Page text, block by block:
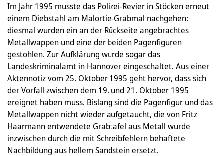
Im Jahr 1995 musste das Polizei-Revier in Stöcken erneut
einem Diebstahl am Malortie-Grabmal nachgehen:
diesmal wurden ein an der Rückseite angebrachtes
Metallwappen und eine der beiden Pagenfiguren
gestohlen. Zur Aufklärung wurde sogar das
Landeskriminalamt in Hannover eingeschaltet. Aus einer
Aktennotiz vom 25. Oktober 1995 geht hervor, dass sich
der Vorfall zwischen dem 19. und 21. Oktober 1995
ereignet haben muss. Bislang sind die Pagenfigur und das
Metallwappen nicht wieder aufgetaucht, die von Fritz
Haarmann entwendete Grabtafel aus Metall wurde
inzwischen durch die mit Schreibfehlern behaftete
Nachbildung aus hellem Sandstein ersetzt.